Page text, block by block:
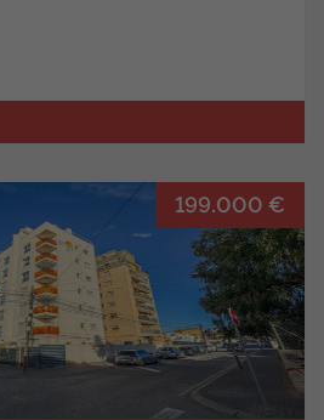
199.000 €